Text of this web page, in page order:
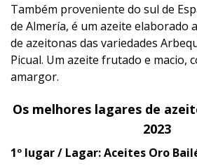
Também proveniente do sul de
de Almería, é um azeite elaborado
de azeitonas das variedades
Picual. Um azeite frutado e macio,
amargor.
Os melhores lagares de
2023
1º lugar / Lagar: Aceites Oro